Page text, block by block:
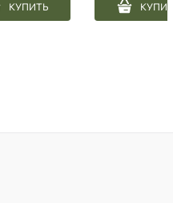
КУПИТЬ